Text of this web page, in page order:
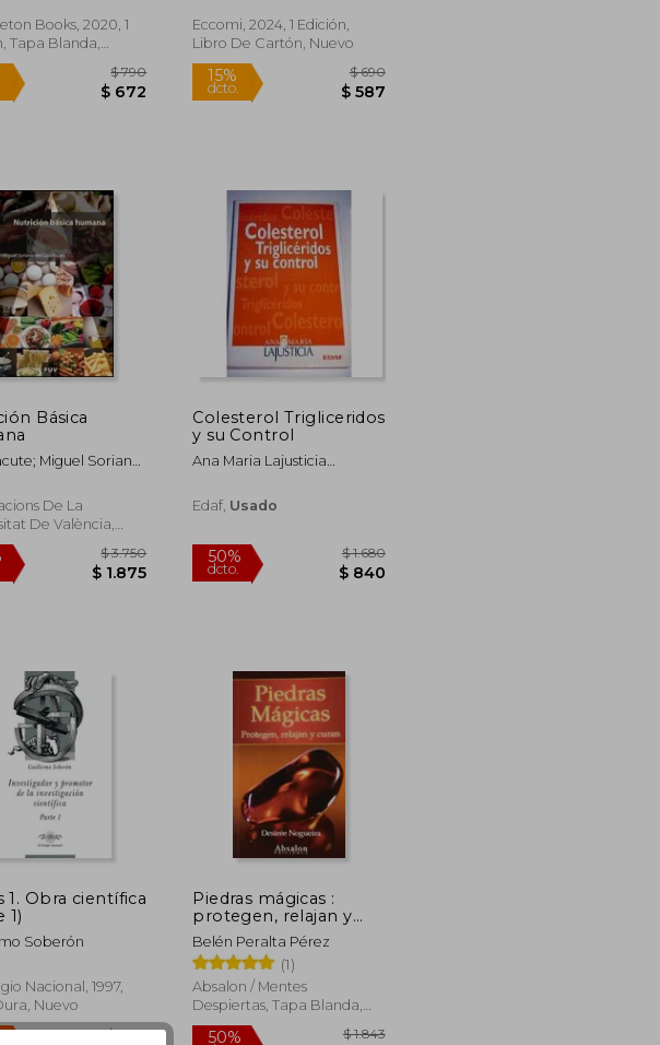
en Nuestro dia a dia
Books, 2020, 1
Tapa Blanda,
$ 672
Eccomi, 2024, 1 Edición,
Libro De Cartón, Nuevo
Básica
Miguel Soriano
De La
De València,
Tapa
Nuevo
50%
dcto. $ 1.875
Colesterol Trigliceridos
y su Control
Ana Maria Lajusticia
Edaf, Usado
50%
dcto.
1. Obra científica
1)
Soberón
Nacional, 1997,
Nuevo
Piedras mágicas :
protegen, relajan y
curan
Belén Peralta Pérez
(1)
Absalon / Mentes
Despiertas, Tapa Blanda,
Nuevo